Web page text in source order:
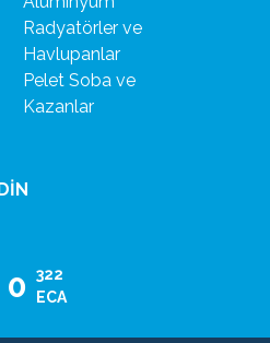
Radyatörler ve
Havlupanlar
Pelet Soba ve
Kazanlar
0
322
ECA